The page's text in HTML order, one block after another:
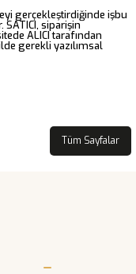
gerçekleştirdiğinde işbu
SATICI, siparişin
ALICI tarafından
gerekli yazılımsal
Tüm Sayfalar